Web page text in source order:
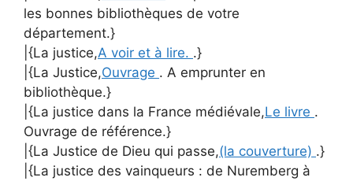
les bonnes bibliothèques de votre
département.}
|{La justice,A voir et à lire. .}
|{La Justice,Ouvrage . A emprunter en
bibliothèque.}
|{La justice dans la France médiévale,Le livre .
Ouvrage de référence.}
|{La Justice de Dieu qui passe,(la couverture) .}
|{La justice des vainqueurs : de Nuremberg à